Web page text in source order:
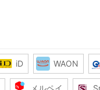
iD WAON